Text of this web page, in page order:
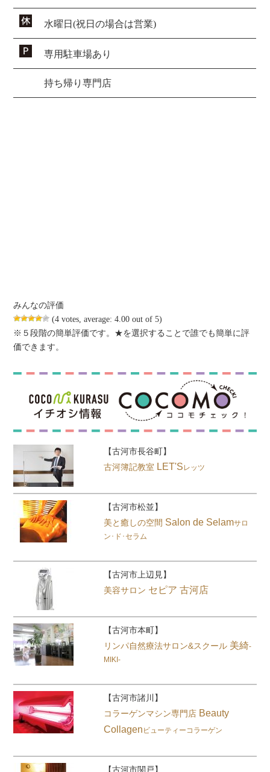
水曜日(祝日の場合は営業)
専用駐車場あり
持ち帰り専門店
みんなの評価
(4 votes, average:4.00 out of 5)
※５段階の簡単評価です。★を選択することで誰でも簡単に評
価できます。